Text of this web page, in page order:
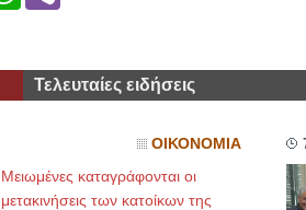
Τελευταίες ειδήσεις
ΟΙΚΟΝΟΜΙΑ
Μειωμένες καταγράφονται οι
μετακινήσεις των κατοίκων της